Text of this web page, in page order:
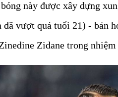
này được xây dựng
đã vượt quá tuổi 21) - bản
Zidane trong